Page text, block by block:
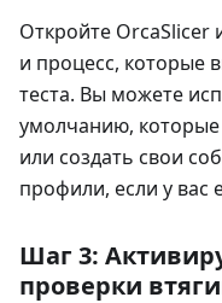
Откройте
и процесс, которые
теста. Вы можете
умолчанию,
или создать свои
профили, если у вас
Шаг 3:
проверки